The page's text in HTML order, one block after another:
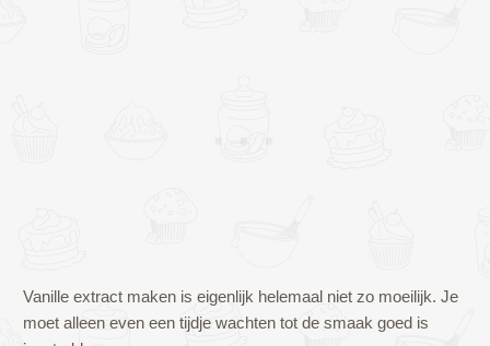
Vanille extract maken is eigenlijk helemaal niet zo moeilijk. Je
moet alleen even een tijdje wachten tot de smaak goed is